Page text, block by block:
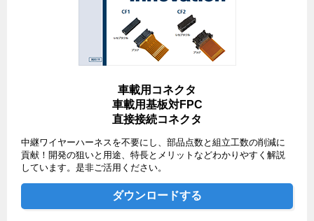
車載用コネクタ
車載用基板対FPC
直接接続コネクタ
中継ワイヤーハーネスを不要にし、部品点数と組立工数の削減に
貢献！開発の狙いと用途、特長とメリットなどわかりやすく解説
しています。是非ご活用ください。
ダウンロードする